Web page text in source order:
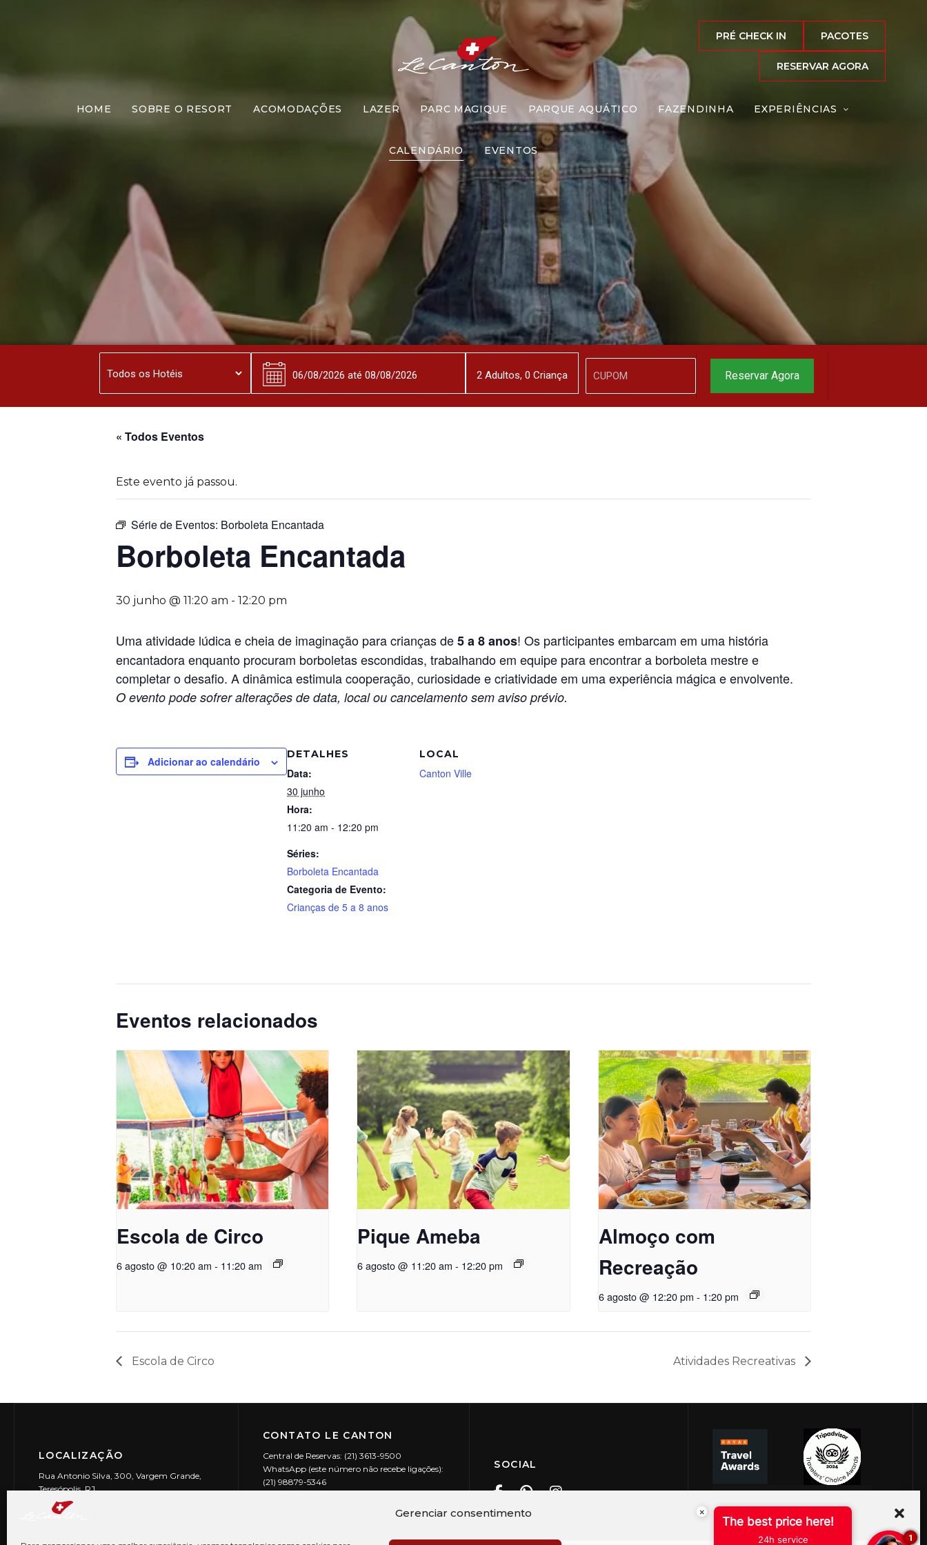
Gerenciar consentimento
PRÉ CHECK IN PACOTES
RESERVAR AGORA
HOME SOBRE O RESORT ACOMODAÇÕES LAZER PARC MAGIQUE PARQUE AQUÁTICO FAZENDINHA EXPERIÊNCIAS
CALENDÁRIO EVENTOS
Borboleta Encantada
« Todos Eventos
Este evento já passou.
Série de Eventos: Borboleta Encantada
Borboleta Encantada
30 junho @ 11:20 am - 12:20 pm
Uma atividade lúdica e cheia de imaginação para crianças de5 a 8 anos! Os participantes embarcam em uma história
encantadora enquanto procuram borboletas escondidas, trabalhando em equipe para encontrar a borboleta mestre e
completar o desafio. A dinâmica estimula cooperação, curiosidade e criatividade em uma experiência mágica e envolvente.
O evento pode sofrer alterações de data, local ou cancelamento sem aviso prévio.
Adicionar ao calendário
DETALHES
Data:
30 junho
Hora:
11:20 am - 12:20 pm
Séries:
Borboleta Encantada
Categoria de Evento:
Crianças de 5 a 8 anos
LOCAL
Canton Ville
Eventos relacionados
Escola de Circo
6 agosto @ 10:20 am - 11:20 am
Pique Ameba
6 agosto @ 11:20 am - 12:20 pm
Almoço com
Recreação
6 agosto @ 12:20 pm - 1:20 pm
Escola de Circo Atividades Recreativas
LOCALIZAÇÃO
Rua Antonio Silva, 300, Vargem Grande,
Teresópolis, RJ
CEP: 25990-150
CONTATO LE CANTON
Central de Reservas: (21) 3613-9500
WhatsApp (este número não recebe ligações):
(21) 98879-5346
SOCIAL
2Adultos, 0 Criança
Reserve agora, com
o melhor preço
garantido
▼
Reservar Agora
×
The best price here!
24h service 1